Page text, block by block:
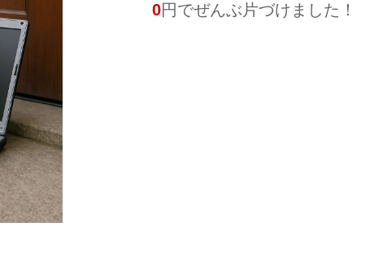
0円でぜんぶ片づけました！